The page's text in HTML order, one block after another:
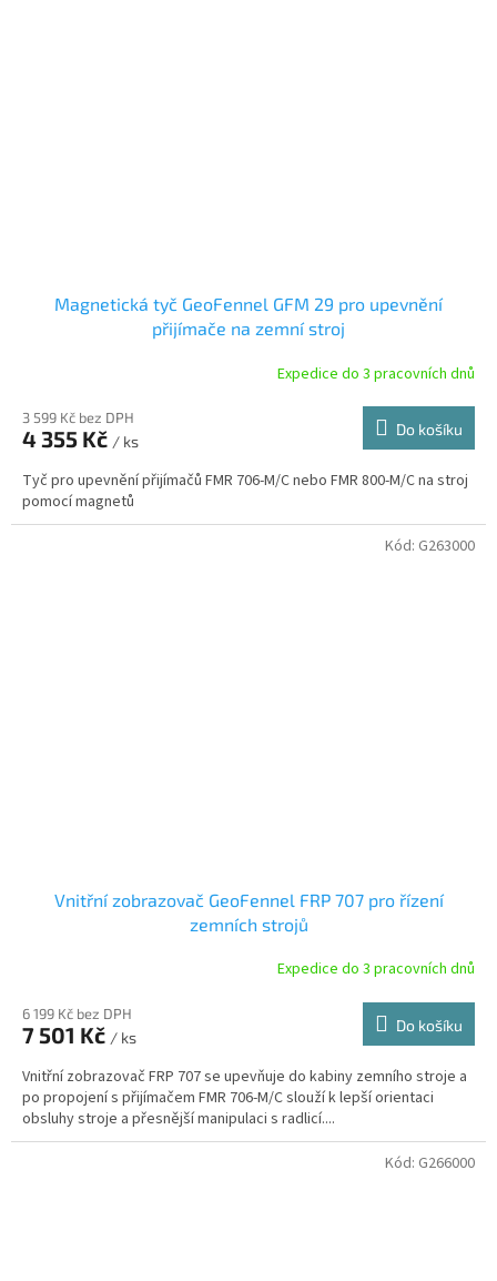
Magnetická tyč GeoFennel GFM 29 pro upevnění
přijímače na zemní stroj
Expedice do 3 pracovních dnů
3 599 Kč bez DPH
4 355 Kč / ks
Do košíku
Tyč pro upevnění přijímačů FMR 706-M/C nebo FMR 800-M/C na stroj
pomocí magnetů
Vnitřní zobrazovač GeoFennel FRP 707 pro řízení
zemních strojů
Expedice do 3 pracovních dnů
6 199 Kč bez DPH
7 501 Kč / ks
Do košíku
Vnitřní zobrazovač FRP 707 se upevňuje do kabiny zemního stroje a
po propojení s přijímačem FMR 706-M/C slouží k lepší orientaci
obsluhy stroje a přesnější manipulaci s radlicí....
Kód: G263000
Kód: G266000